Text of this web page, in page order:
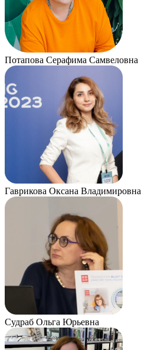
Потапова Серафима Самвеловна
Гаврикова Оксана Владимировна
Судраб Ольга Юрьевна